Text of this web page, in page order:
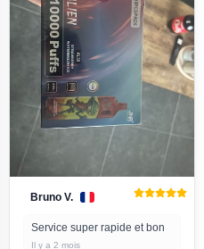
Bruno V.
Service super rapide et bon
Il y a 2 mois